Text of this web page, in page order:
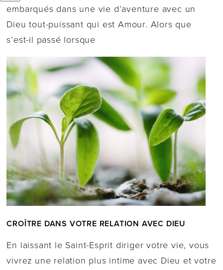
embarqués dans une vie d’aventure avec un
Dieu tout-puissant qui est Amour. Alors que
s’est-il passé lorsque
CROÎTRE DANS VOTRE RELATION AVEC DIEU
En laissant le Saint-Esprit diriger votre vie, vous
vivrez une relation plus intime avec Dieu et votre